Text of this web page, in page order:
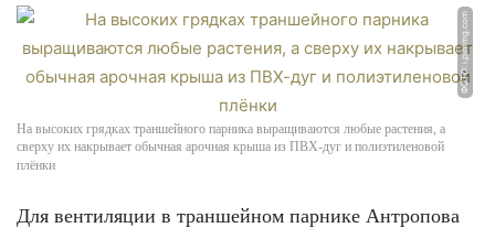
ФОТО: i.pinimg.com
На высоких грядках траншейного парника выращиваются любые растения, а
сверху их накрывает обычная арочная крыша из ПВХ-дуг и полиэтиленовой
плёнки
Для вентиляции в траншейном парнике Антропова